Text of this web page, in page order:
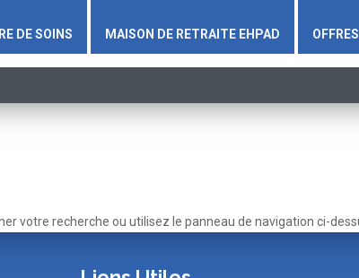
DE SOINS MAISON DE RETRAITE EHPAD
votre recherche ou utilisez le panneau de navigation ci-